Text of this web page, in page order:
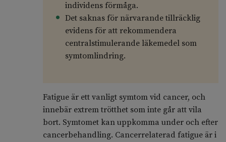
individens förmåga.
Det saknas för närvarande tillräcklig
evidens för att rekommendera
centralstimulerande läkemedel som
symtomlindring.
Fatigue är ett vanligt symtom vid cancer, och
innebär extrem trötthet som inte går att vila
bort. Symtomet kan uppkomma under och efter
cancerbehandling. Cancerrelaterad fatigue är i